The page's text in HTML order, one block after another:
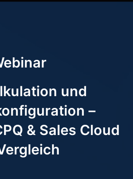
und
–
& Sales Cloud